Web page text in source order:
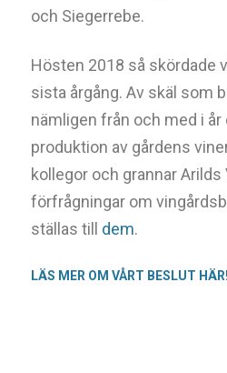
och Siegerrebe.
Hösten 2018 så skördade
sista årgång. Av skäl som
nämligen från och med i år
produktion av gårdens
kollegor och grannar Arilds
förfrågningar om
ställas till dem.
LÄS MER OM VÅRT BESLUT HÄR!